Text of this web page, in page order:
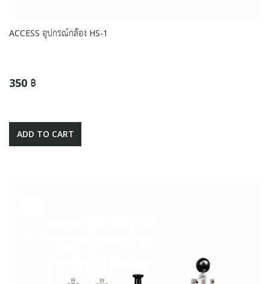
ACCESS อุปกรณ์กล้อง HS-1
350 ฿
ADD TO CART